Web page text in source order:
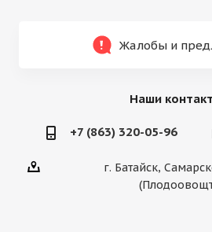
Жалобы и
Наши
+7 (863) 320-05-96
г. Батайск,